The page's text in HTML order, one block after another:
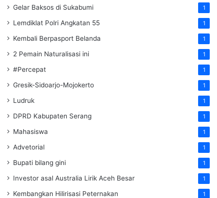
Gelar Baksos di Sukabumi 1
Lemdiklat Polri Angkatan 55 1
Kembali Berpasport Belanda 1
2 Pemain Naturalisasi ini 1
#Percepat 1
Gresik-Sidoarjo-Mojokerto 1
Ludruk 1
DPRD Kabupaten Serang 1
Mahasiswa 1
Advetorial 1
Bupati bilang gini 1
Investor asal Australia Lirik Aceh Besar 1
Kembangkan Hilirisasi Peternakan 1